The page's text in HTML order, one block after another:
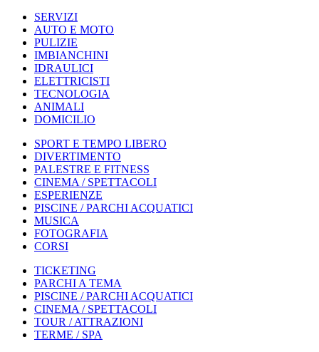
SERVIZI
AUTO E MOTO
PULIZIE
IMBIANCHINI
IDRAULICI
ELETTRICISTI
TECNOLOGIA
ANIMALI
DOMICILIO
SPORT E TEMPO LIBERO
DIVERTIMENTO
PALESTRE E FITNESS
CINEMA / SPETTACOLI
ESPERIENZE
PISCINE / PARCHI ACQUATICI
MUSICA
FOTOGRAFIA
CORSI
TICKETING
PARCHI A TEMA
PISCINE / PARCHI ACQUATICI
CINEMA / SPETTACOLI
TOUR / ATTRAZIONI
TERME / SPA